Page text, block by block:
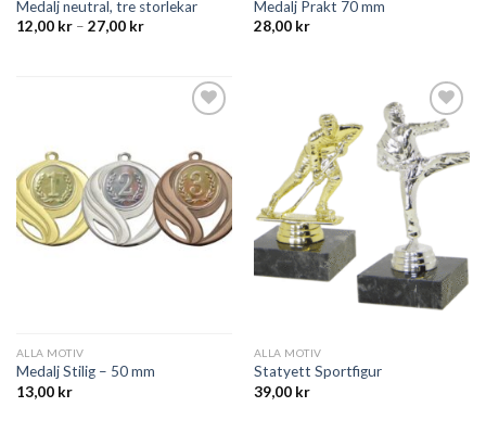
Medalj neutral, tre storlekar
12,00 kr– 27,00 kr
Medalj Prakt 70 mm
28,00 kr
ALLA MOTIV
Medalj Stilig – 50 mm
13,00 kr
Add to
wishlist
ALLA MOTIV
Statyett Sportfigur
39,00 kr